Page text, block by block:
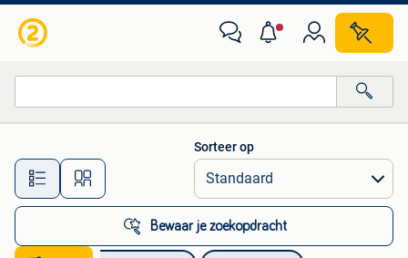
Alle afstanden…
Sorteer op
Bewaar je zoekopdracht